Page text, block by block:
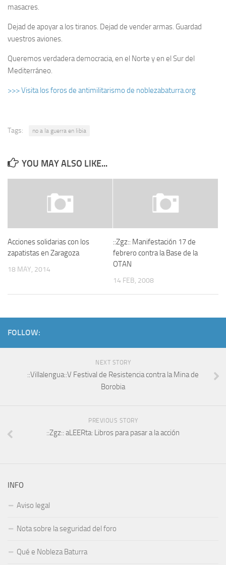
masacres.
Dejad de apoyar a los tiranos. Dejad de vender armas. Guardad
vuestros aviones.
Queremos verdadera democracia, en el Norte y en el Sur del
Mediterráneo.
>>> Visita los foros de antimilitarismo de noblezabaturra.org
Tags: no a la guerra en libia
YOU MAY ALSO LIKE...
Acciones solidarias con los
zapatistas en Zaragoza
18 MAY, 2014
::Zgz:: Manifestación 17 de
febrero contra la Base de la
OTAN
14 FEB, 2008
FOLLOW:
NEXT STORY
::Villalengua::V Festival de Resistencia contra la Mina de
Borobia
PREVIOUS STORY
::Zgz:: aLEERta: Libros para pasar a la acción
INFO
Aviso legal
Nota sobre la seguridad del foro
Qué e Nobleza Baturra